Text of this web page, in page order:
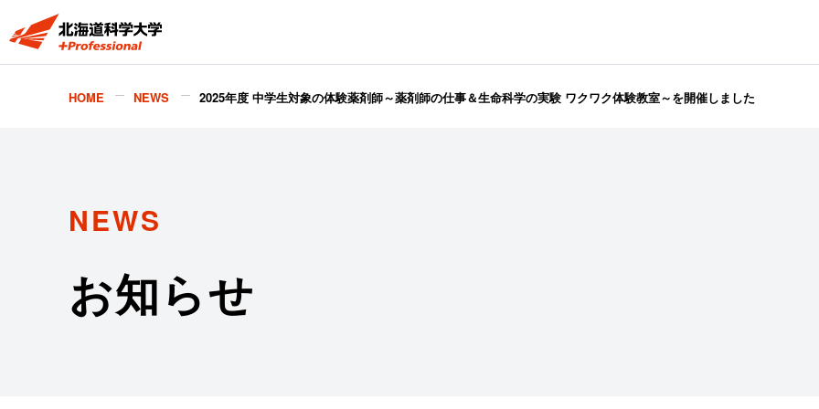
HOME NEWS 2025年度 中学生対象の体験薬剤師～薬剤師の仕事＆生命科学の実験 ワクワク体験教室～を開催しました
NEWS
お知らせ